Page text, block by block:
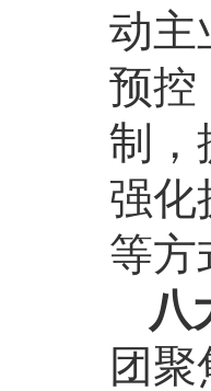
动主
预控
制，
强化
等方
八
团